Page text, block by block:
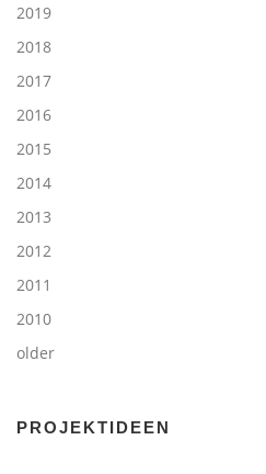
2019
2018
2017
2016
2015
2014
2013
2012
2011
2010
older
PROJEKTIDEEN